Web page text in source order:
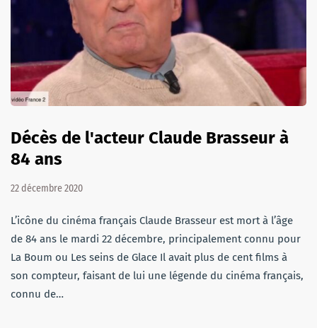
Décès de l'acteur Claude Brasseur à
84 ans
22 décembre 2020
L’icône du cinéma français Claude Brasseur est mort à l’âge
de 84 ans le mardi 22 décembre, principalement connu pour
La Boum ou Les seins de Glace Il avait plus de cent films à
son compteur, faisant de lui une légende du cinéma français,
connu de…